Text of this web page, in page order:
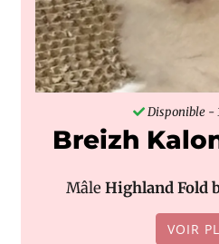
Disponible -
Breizh
Mâle Highland Fold
VOIR